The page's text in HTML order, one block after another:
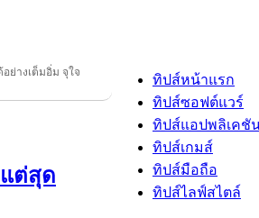
ย่างเต็มอิ่ม จุใจ
แต่สุด
ทิปส์หน้าแรก
ทิปส์ซอฟต์แวร์
ทิปส์แอปพลิเคชั
ทิปส์เกมส์
ทิปส์มือถือ
ทิปส์ไลฟ์สไตล์